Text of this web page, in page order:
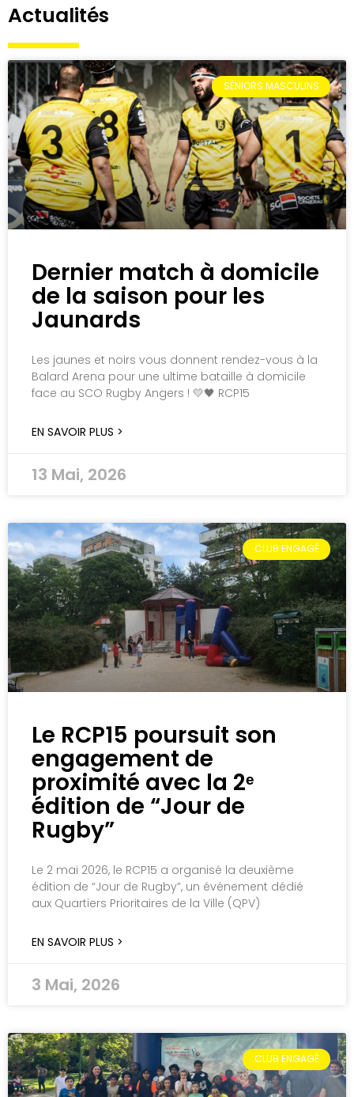
Actualités
SÉNIORS MASCULINS
Dernier match à domicile
de la saison pour les
Jaunards
Les jaunes et noirs vous donnent rendez-vous à la
Balard Arena pour une ultime bataille à domicile
face au SCO Rugby Angers ! 💛🖤 RCP15
EN SAVOIR PLUS >
13 Mai, 2026
CLUB ENGAGÉ
Le RCP15 poursuit son
engagement de
proximité avec la 2ᵉ
édition de “Jour de
Rugby”
Le 2 mai 2026, le RCP15 a organisé la deuxième
édition de “Jour de Rugby”, un événement dédié
aux Quartiers Prioritaires de la Ville (QPV)
EN SAVOIR PLUS >
3 Mai, 2026
CLUB ENGAGÉ